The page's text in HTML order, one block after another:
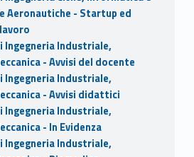
Aeronautiche - Startup ed
Industriale,
- Avvisi del docente
Industriale,
- Avvisi didattici
Industriale,
- In Evidenza
Industriale,